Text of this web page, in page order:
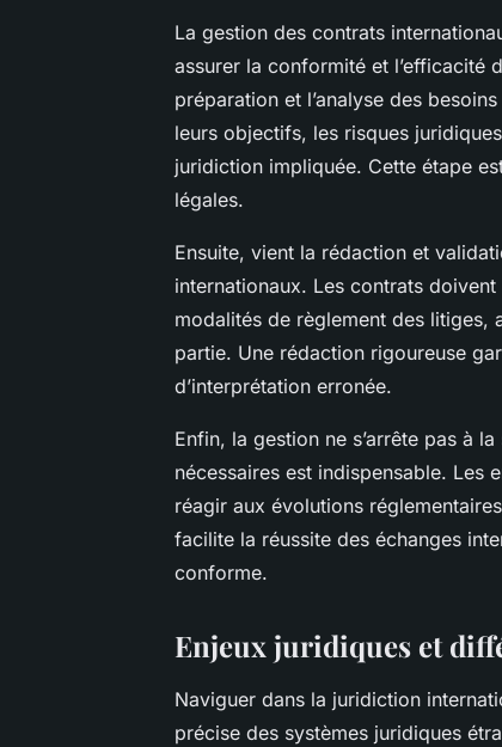
La gestion des contrats
assurer la conformité et l’efficacité
préparation et l’analyse des
leurs objectifs, les risques
juridiction impliquée. Cette étape
légales.
Ensuite, vient la rédaction et
internationaux. Les contrats
modalités de règlement des litiges,
partie. Une rédaction rigoureuse
d’interprétation erronée.
Enfin, la gestion ne s’arrête pas à
nécessaires est indispensable. Les
réagir aux évolutions
facilite la réussite des échanges
conforme.
Enjeux juridiques et
Naviguer dans la juridiction
précise des systèmes juridiques